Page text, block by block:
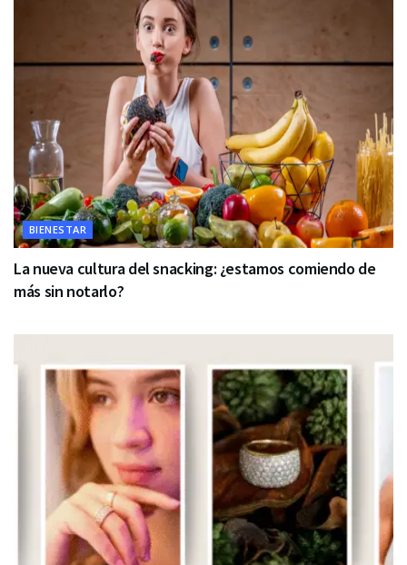
BIENESTAR
La nueva cultura del snacking: ¿estamos comiendo de
más sin notarlo?